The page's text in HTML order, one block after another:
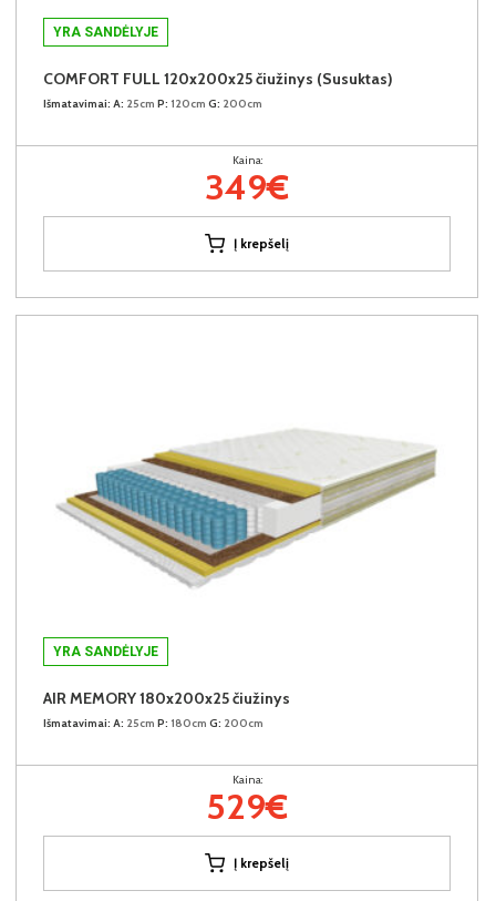
YRA SANDĖLYJE
COMFORT FULL 120x200x25 čiužinys (Susuktas)
Išmatavimai: A: 25cm P: 120cm G: 200cm
Kaina:
349€
Į krepšelį
YRA SANDĖLYJE
AIR MEMORY 180x200x25 čiužinys
Išmatavimai: A: 25cm P: 180cm G: 200cm
Kaina:
529€
Į krepšelį